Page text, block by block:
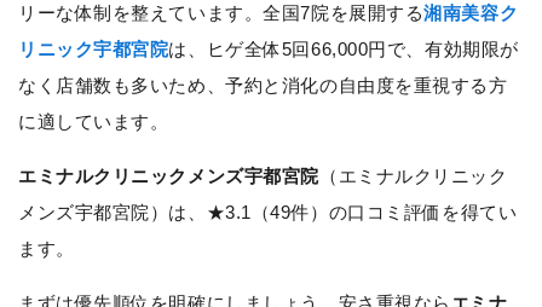
リーな体制を整えています。全国7院を展開する湘南美容ク
リニック宇都宮院は、ヒゲ全体5回66,000円で、有効期限が
なく店舗数も多いため、予約と消化の自由度を重視する方
に適しています。
エミナルクリニックメンズ宇都宮院（エミナルクリニック
メンズ宇都宮院）は、★3.1（49件）の口コミ評価を得てい
ます。
まずは優先順位を明確にしましょう。安さ重視なら エミナ